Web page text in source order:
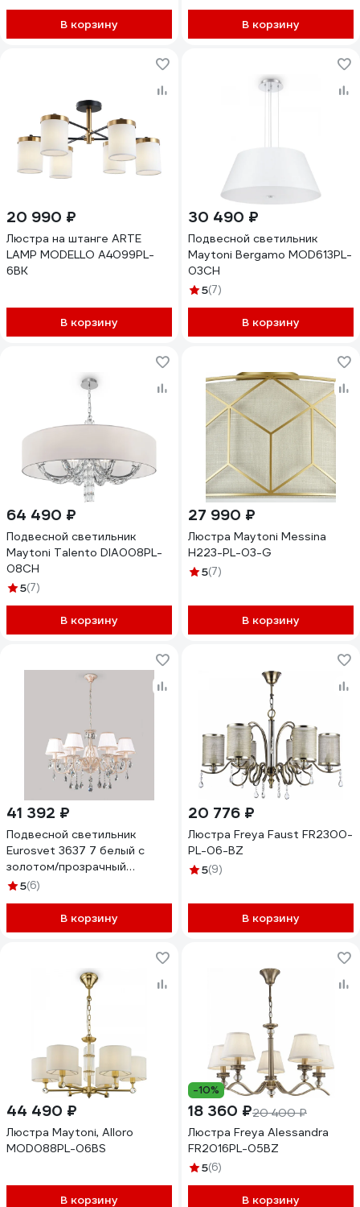
В корзину В корзину
20 990 ₽
Люстра на штанге ARTE
LAMP MODELLO A4099PL-
6BK
В корзину
30 490 ₽
Подвесной светильник
Maytoni Bergamo MOD613PL-
03CH
5(7)
В корзину
64 490 ₽
Подвесной светильник
Maytoni Talento DIA008PL-
08CH
5(7)
В корзину
27 990 ₽
Люстра Maytoni Messina
H223-PL-03-G
5(7)
В корзину
41 392 ₽
Подвесной светильник
Eurosvet 3637 7 белый с
золотом/прозрачный
хрусталь Strotskis
5(6)
В корзину
20 776 ₽
Люстра Freya Faust FR2300-
PL-06-BZ
5(9)
В корзину
44 490 ₽
Люстра Maytoni, Alloro
MOD088PL-06BS
В корзину
-10%
18 360 ₽20 400 ₽
Люстра Freya Alessandra
FR2016PL-05BZ
5(6)
В корзину